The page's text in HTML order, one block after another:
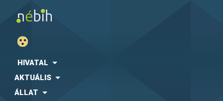
HIVATAL
AKTUÁLIS
ÁLLAT